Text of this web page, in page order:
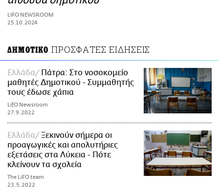
ΑΜΠΑ
PRINT
LIFO NEWSROOM
25.10.2024
ΔΗΜΟΤΙΚΟ ΠΡΟΣΦΑΤΕΣ ΕΙΔΗΣΕΙΣ
Ελλάδα
Πάτρα: Στο νοσοκομείο
μαθητές Δημοτικού - Συμμαθητής
τους έδωσε χάπια
LifO Newsroom
27.9.2022
Ελλάδα
Ξεκινούν σήμερα οι
προαγωγικές και απολυτήριες
εξετάσεις στα Λύκεια - Πότε
κλείνουν τα σχολεία
The LiFO team
23.5.2022